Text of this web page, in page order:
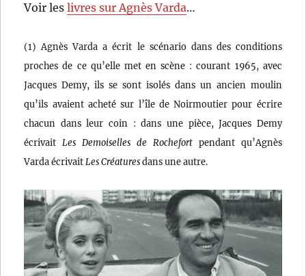
Voir leslivres sur Agnès Varda…
(1) Agnès Varda a écrit le scénario dans des conditions
proches de ce qu’elle met en scène : courant 1965, avec
Jacques Demy, ils se sont isolés dans un ancien moulin
qu’ils avaient acheté sur l’île de Noirmoutier pour écrire
chacun dans leur coin : dans une pièce, Jacques Demy
écrivait Les Demoiselles de Rochefortpendant qu’Agnès
Varda écrivait Les Créaturesdans une autre.